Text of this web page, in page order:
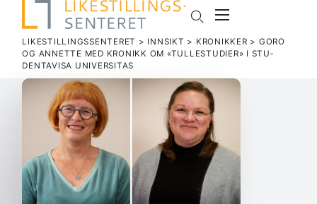
LIKESTILLINGSSENTERET > INNSIKT > KRONIKKER > GORO
OG ANNETTE MED KRONIKK OM «TUL­LE­STUDIER» I STU­
DENT­AVISA UNIVERSITAS